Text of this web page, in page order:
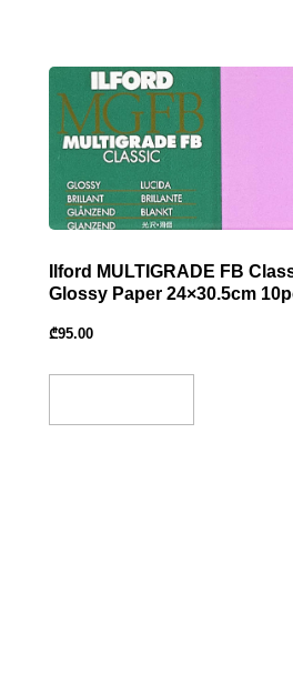
Ilford MULTIGRADE FB
Glossy Paper 24×30.5cm
₾95.00